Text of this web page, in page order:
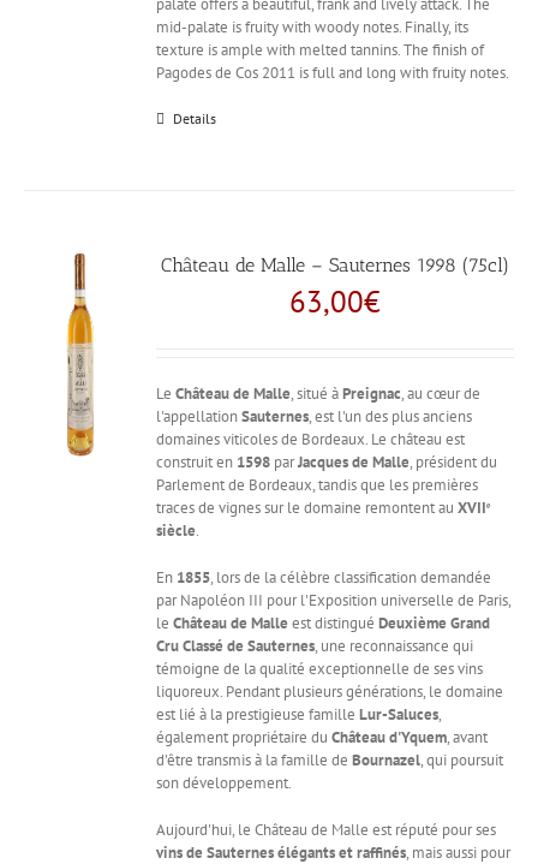
palate offers a beautiful, frank and lively attack. The
mid-palate is fruity with woody notes. Finally, its
texture is ample with melted tannins. The finish of
Pagodes de Cos 2011 is full and long with fruity notes.
Details
Château de Malle – Sauternes 1998 (75cl)
63,00€
LeChâteau de Malle, situé àPreignac, au cœur de
l'appellationSauternes, est l'un des plus anciens
domaines viticoles de Bordeaux. Le château est
construit en 1598 parJacques de Malle, président du
Parlement de Bordeaux, tandis que les premières
traces de vignes sur le domaine remontent auXVIIᵉ
siècle.
En 1855, lors de la célèbre classification demandée
par Napoléon III pour l'Exposition universelle de Paris,
leChâteau de Malle est distinguéDeuxième Grand
Cru Classé de Sauternes, une reconnaissance qui
témoigne de la qualité exceptionnelle de ses vins
liquoreux. Pendant plusieurs générations, le domaine
est lié à la prestigieuse familleLur-Saluces,
également propriétaire duChâteau d'Yquem, avant
d'être transmis à la famille deBournazel, qui poursuit
son développement.
Aujourd'hui, le Château de Malle est réputé pour ses
vins de Sauternes élégants et raffinés, mais aussi pour